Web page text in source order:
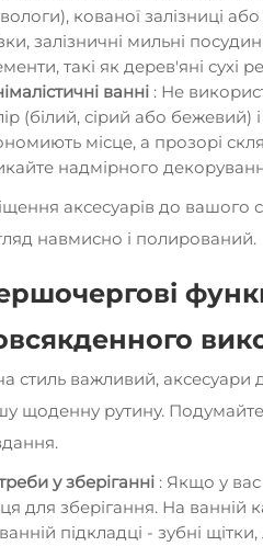
кованої залізниці
залізничні мильні
такі як дерев'яні сухі
ванні : Не
(білий, сірий або бежевий)
місце, а прозорі
надмірного
аксесуарів до вашого
навмисно і полирований.
стиль важливий,
щоденну рутину.
у зберіганні : Якщо у
для зберігання. На
підкладці - зубні